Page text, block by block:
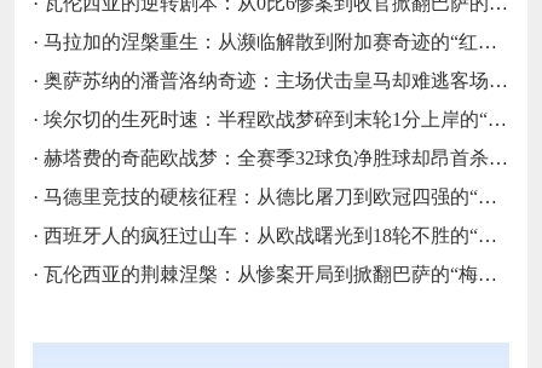
· 马拉加的涅槃重生：从濒临解散到附加赛奇迹的“红白不死鸟”
· 奥萨苏纳的潘普洛纳奇迹：主场伏击皇马却难逃客场虫宿命的“北境异类”
· 埃尔切的生死时速：半程欧战梦碎到末轮1分上岸的“保级惊魂”
· 赫塔费的奇葩欧战梦：全赛季32球负净胜球却昂首杀入欧协联的“反足球童话”
· 马德里竞技的硬核征程：从德比屠刀到欧冠四强的“床单不屈魂”
· 西班牙人的疯狂过山车：从欧战曙光到18轮不胜的“蓝白梦魇”
· 瓦伦西亚的荆棘涅槃：从惨案开局到掀翻巴萨的“梅斯塔利亚不死鸟”